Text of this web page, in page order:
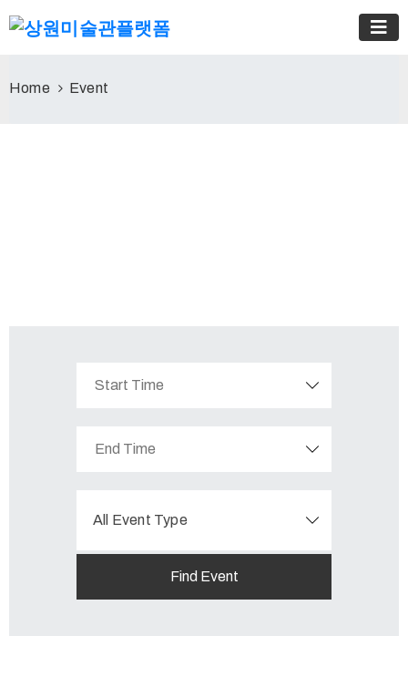
Home Event
All Event Type